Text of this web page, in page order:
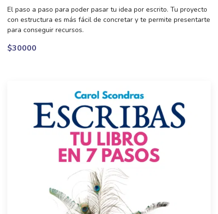
El paso a paso para poder pasar tu idea por escrito. Tu proyecto
con estructura es más fácil de concretar y te permite presentarte
para conseguir recursos.
$30000